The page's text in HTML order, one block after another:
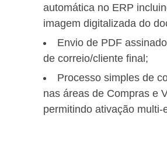
automática no ERP
imagem digitalizada do
Envio de PDF
de correio/cliente final;
Processo simples de
nas áreas de Compras e
permitindo ativação multi-